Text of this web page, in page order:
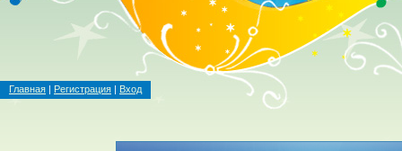
Главная | Регистрация | Вход